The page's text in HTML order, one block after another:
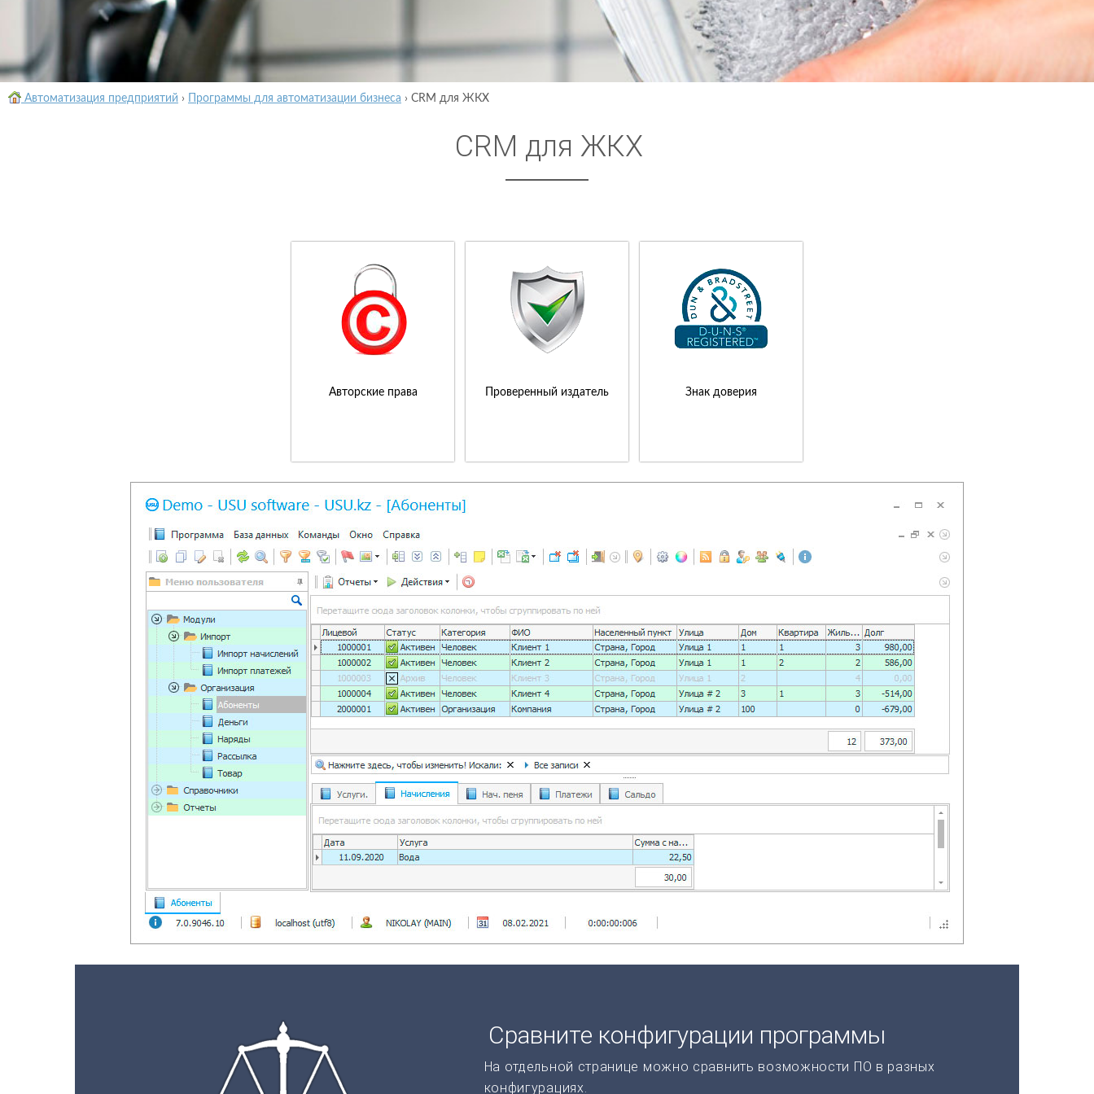
Автоматизация предприятий › Программы для автоматизации бизнеса › CRM для ЖКХ
CRM для ЖКХ
Авторские права Проверенный издатель Знак доверия
Сравните конфигурации программы
На отдельной странице можно сравнить возможности ПО в разных
конфигурациях.